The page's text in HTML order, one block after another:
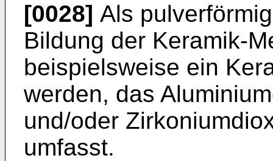
[0028] Als
Bildung der Keramik-
beispielsweise ein
werden, das
und/oder
umfasst.